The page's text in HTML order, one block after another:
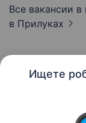
Ищете
Все вакансии в
в Прилуках